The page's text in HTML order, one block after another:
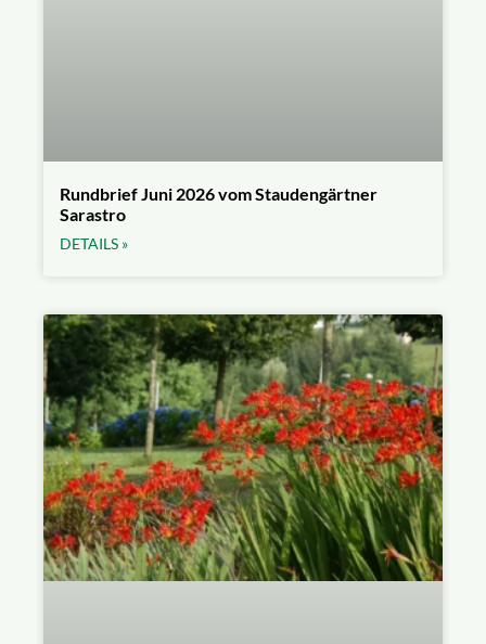
Rundbrief Juni 2026 vom Staudengärtner
Sarastro
DETAILS »